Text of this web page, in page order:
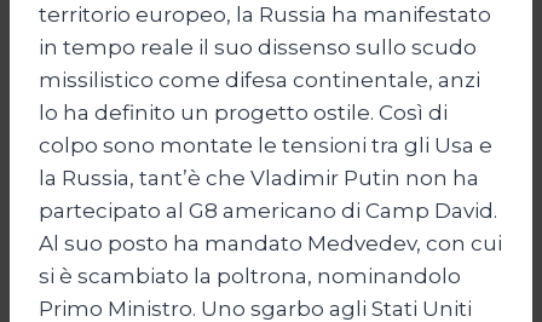
territorio europeo, la Russia ha manifestato
in tempo reale il suo dissenso sullo scudo
missilistico come difesa continentale, anzi
lo ha definito un progetto ostile. Così di
colpo sono montate le tensioni tra gli Usa e
la Russia, tant’è che Vladimir Putin non ha
partecipato al G8 americano di Camp David.
Al suo posto ha mandato Medvedev, con cui
si è scambiato la poltrona, nominandolo
Primo Ministro. Uno sgarbo agli Stati Uniti